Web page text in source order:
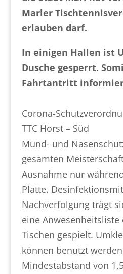
Marler
erlauben darf.
In einigen Hallen ist
Dusche gesperrt.
Fahrtantritt
Corona-
TTC Horst – Süd
Mund- und
gesamten
Ausnahme nur
Platte.
Nachverfolgung trägt
eine Anwesenheitsliste
Tischen gespielt.
können benutzt
Mindestabstand von